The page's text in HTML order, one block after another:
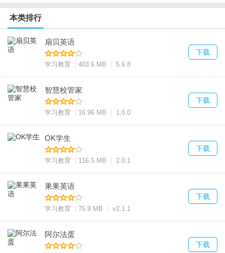
本类排行
扇贝英语
学习教育 403.6 MB 5.6.8
下载
智慧校管家
学习教育 16.96 MB 1.0.0
下载
OK学生
学习教育 116.5 MB 2.0.1
下载
果果英语
学习教育 75.9 MB v2.1.1
下载
阿尔法蛋
下载